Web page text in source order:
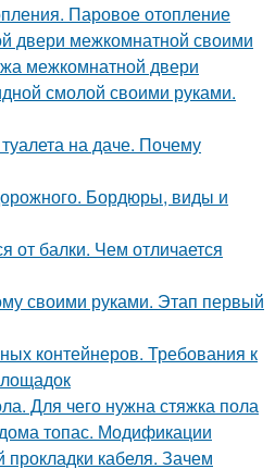
Паровое отопление
двери межкомнатной своими
межкомнатной двери
смолой своими руками.
на даче. Почему
Бордюры, виды и
от балки. Чем отличается
своими руками. Этап первый
контейнеров. Требования к
Для чего нужна стяжка пола
топас. Модификации
кабеля. Зачем